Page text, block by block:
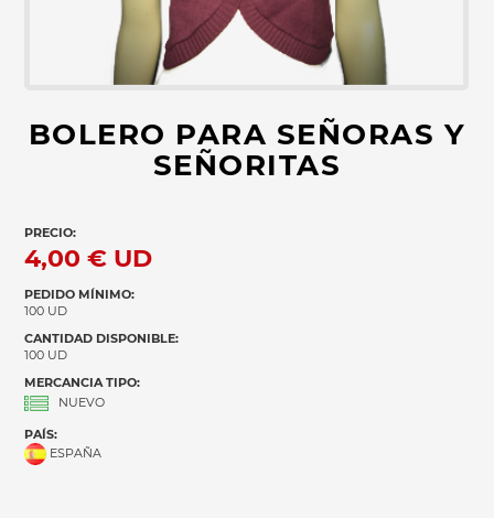
BOLERO PARA SEÑORAS Y
SEÑORITAS
PRECIO:
4,00 € UD
PEDIDO MÍNIMO:
100 UD
CANTIDAD DISPONIBLE:
100 UD
MERCANCIA TIPO:
NUEVO
PAÍS:
ESPAÑA